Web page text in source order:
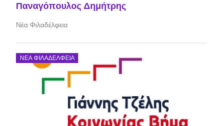
Παναγόπουλος Δημήτρης
Νέα Φιλαδέλφεια
ΝΈΑ ΦΙΛΑΔΈΛΦΕΙΑ